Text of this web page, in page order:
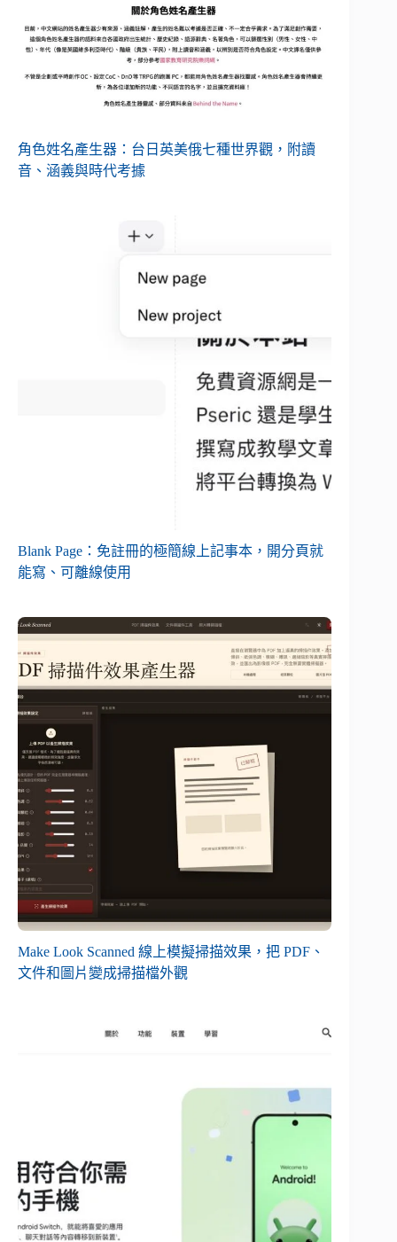
角色姓名產生器：台日英美俄七種世界觀，附讀
音、涵義與時代考據
Blank Page：免註冊的極簡線上記事本，開分頁就
能寫、可離線使用
Make Look Scanned 線上模擬掃描效果，把 PDF、
文件和圖片變成掃描檔外觀